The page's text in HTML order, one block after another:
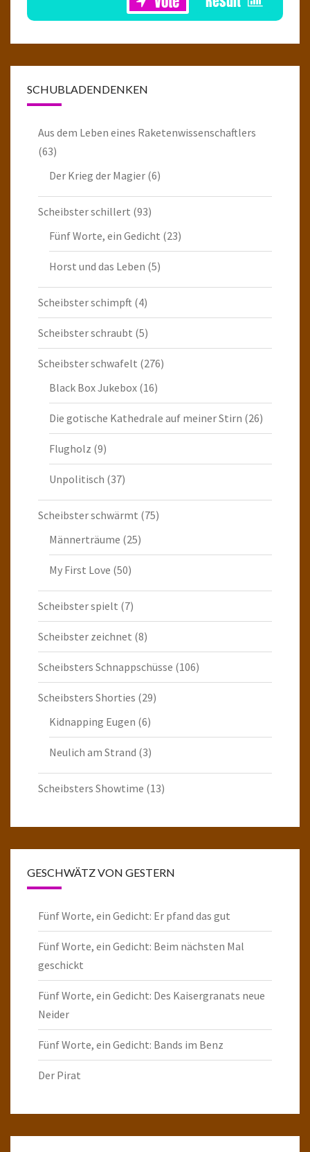
SCHUBLADENDENKEN
Aus dem Leben eines Raketenwissenschaftlers
(63)
Der Krieg der Magier (6)
Scheibster schillert (93)
Fünf Worte, ein Gedicht (23)
Horst und das Leben (5)
Scheibster schimpft (4)
Scheibster schraubt (5)
Scheibster schwafelt (276)
Black Box Jukebox (16)
Die gotische Kathedrale auf meiner Stirn (26)
Flugholz (9)
Unpolitisch (37)
Scheibster schwärmt (75)
Männerträume (25)
My First Love (50)
Scheibster spielt (7)
Scheibster zeichnet (8)
Scheibsters Schnappschüsse (106)
Scheibsters Shorties (29)
Kidnapping Eugen (6)
Neulich am Strand (3)
Scheibsters Showtime (13)
GESCHWÄTZ VON GESTERN
Fünf Worte, ein Gedicht: Er pfand das gut
Fünf Worte, ein Gedicht: Beim nächsten Mal
geschickt
Fünf Worte, ein Gedicht: Des Kaisergranats neue
Neider
Fünf Worte, ein Gedicht: Bands im Benz
Der Pirat